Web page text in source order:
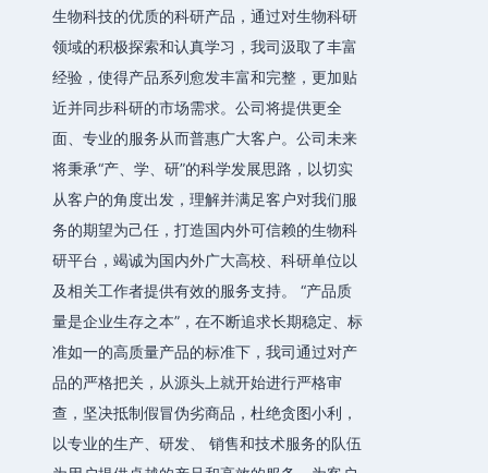
生物科技的优质的科研产品，通过对生物科研
领域的积极探索和认真学习，我司汲取了丰富
经验，使得产品系列愈发丰富和完整，更加贴
近并同步科研的市场需求。公司将提供更全
面、专业的服务从而普惠广大客户。公司未来
将秉承“产、学、研”的科学发展思路，以切实
从客户的角度出发，理解并满足客户对我们服
务的期望为己任，打造国内外可信赖的生物科
研平台，竭诚为国内外广大高校、科研单位以
及相关工作者提供有效的服务支持。 “产品质
量是企业生存之本”，在不断追求长期稳定、标
准如一的高质量产品的标准下，我司通过对产
品的严格把关，从源头上就开始进行严格审
查，坚决抵制假冒伪劣商品，杜绝贪图小利，
以专业的生产、研发、 销售和技术服务的队伍